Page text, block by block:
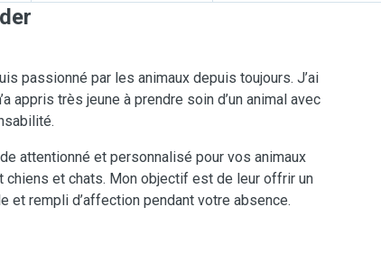
passionné par les animaux depuis toujours. J’ai
appris très jeune à prendre soin d’un animal avec
attentionné et personnalisé pour vos animaux
chiens et chats. Mon objectif est de leur offrir un
et rempli d’affection pendant votre absence.